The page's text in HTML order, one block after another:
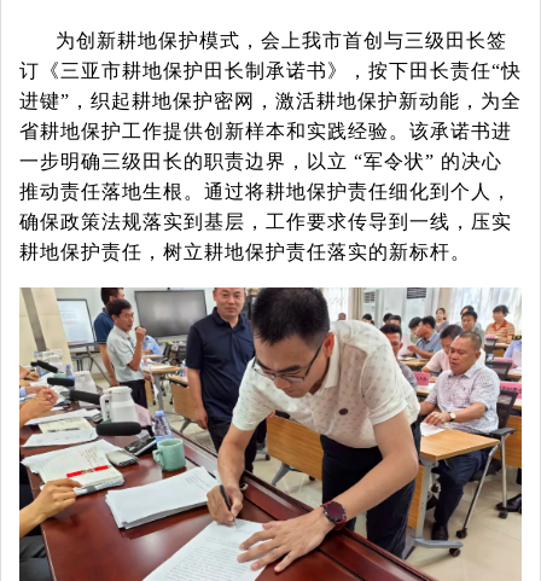
为创新耕地保护模式，会上我市首创与三级田长签
订《三亚市耕地保护田长制承诺书》，按下田长责任“快
进键”，织起耕地保护密网，激活耕地保护新动能，为全
省耕地保护工作提供创新样本和实践经验。该承诺书进
一步明确三级田长的职责边界，以立 “军令状” 的决心
推动责任落地生根。通过将耕地保护责任细化到个人，
确保政策法规落实到基层，工作要求传导到一线，压实
耕地保护责任，树立耕地保护责任落实的新标杆。